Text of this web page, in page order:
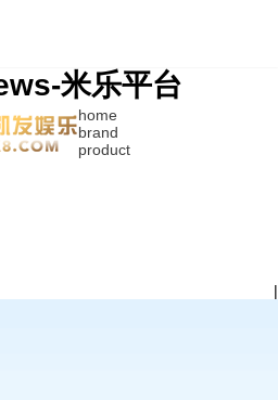
米乐平台
home
brand
product
|